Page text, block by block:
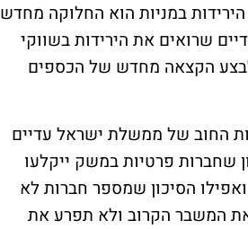
במניות הוא החלוקה מחדש
שרואים את הירידות בשווקי
לבצע הקצאה מחדש של הכספים
החוב של ממשלת ישראל עדיים
שחברות פרטיות במשק ייקלעו
הסיכון שמספר חברות לא
המשבר הקרוב ולא תפרע את